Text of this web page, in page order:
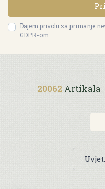
Dajem privolu za primanje
GDPR-om.
20062 Artikala